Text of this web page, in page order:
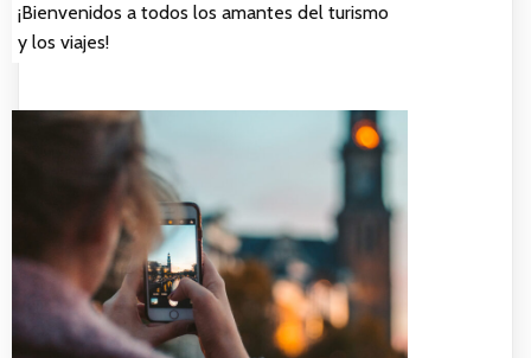
¡Bienvenidos a todos los amantes del turismo
y los viajes!